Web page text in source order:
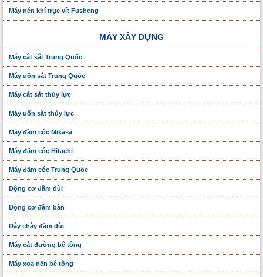
Máy nén khí trục vít Fusheng
MÁY XÂY DỰNG
Máy cắt sắt Trung Quốc
Máy uốn sắt Trung Quốc
Máy cắt sắt thủy lực
Máy uốn sắt thủy lực
Máy đầm cóc Mikasa
Máy đầm cóc Hitachi
Máy đầm cóc Trung Quốc
Động cơ đầm dùi
Động cơ đầm bàn
Dây chày đầm dùi
Máy cắt đường bê tông
Máy xoa nền bê tông